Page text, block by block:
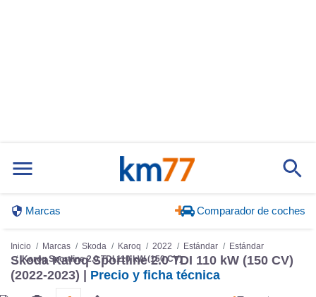
Skoda Karoq Sportline 2.0 TDI 110 kW (150 CV)
(2022-2023) |
Precio y ficha técnica